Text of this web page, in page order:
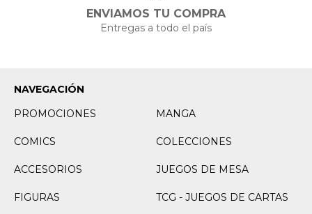
ENVIAMOS TU COMPRA
Entregas a todo el país
NAVEGACIÓN
PROMOCIONES
MANGA
COMICS COLECCIONES
ACCESORIOS JUEGOS DE MESA
FIGURAS TCG - JUEGOS DE CARTAS